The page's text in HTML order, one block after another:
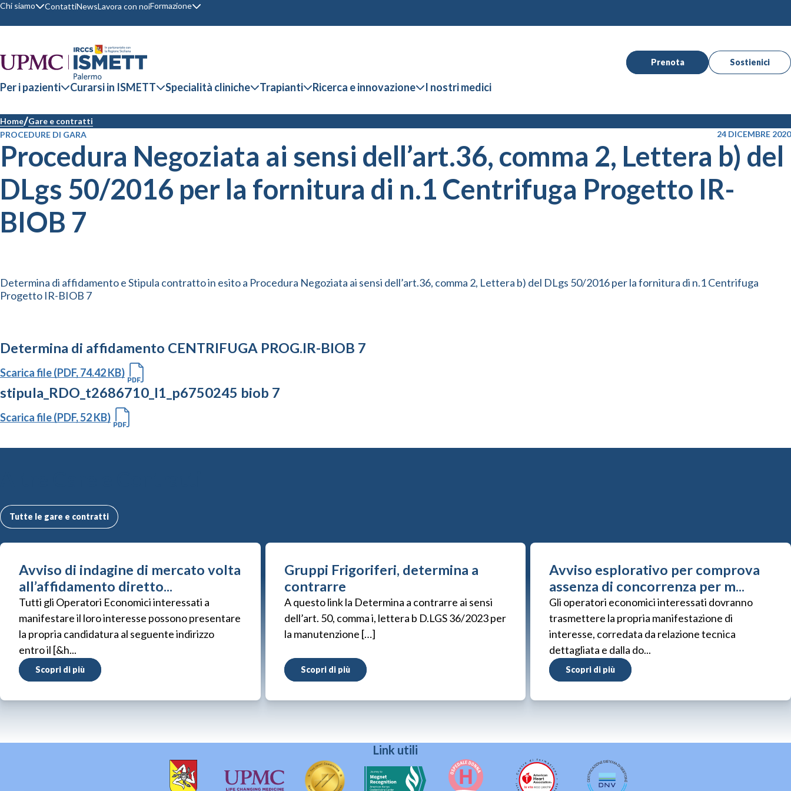
Chi siamo ContattiNewsLavora con noiFormazione
Prenota Sostienici
Per i pazienti Curarsi in ISMETT Specialità cliniche Trapianti Ricerca e innovazione I nostri medici
Home Gare e contratti
PROCEDURE DI GARA
24 DICEMBRE 2020
Procedura Negoziata ai sensi dell’art.36, comma 2, Lettera b) del
DLgs 50/2016 per la fornitura di n.1 Centrifuga Progetto IR-
BIOB 7
Determina di affidamento e Stipula contratto in esito a Procedura Negoziata ai sensi dell’art.36, comma 2, Lettera b) del DLgs 50/2016 per la fornitura di n.1 Centrifuga
Progetto IR-BIOB 7
Determina di affidamento CENTRIFUGA PROG.IR-BIOB 7
Scarica file (PDF, 74.42 KB)
stipula_RDO_t2686710_l1_p6750245 biob 7
Scarica file (PDF, 52 KB)
Tutte le gare e contratti
Avviso di indagine di mercato volta
all’affidamento diretto...
Tutti gli Operatori Economici interessati a
manifestare il loro interesse possono presentare
la propria candidatura al seguente indirizzo
entro il [&h...
Scopri di più
Gruppi Frigoriferi, determina a
contrarre
A questo link la Determina a contrarre ai sensi
dell’art. 50, comma i, lettera b D.LGS 36/2023 per
la manutenzione […]
Scopri di più
Avviso esplorativo per comprova
assenza di concorrenza per m...
Gli operatori economici interessati dovranno
trasmettere la propria manifestazione di
interesse, corredata da relazione tecnica
dettagliata e dalla do...
Scopri di più
Link utili